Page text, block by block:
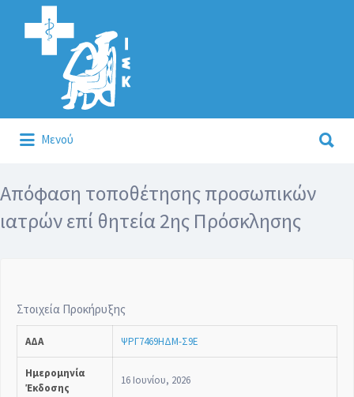
Αναζήτηση
για:
Μενού
για:
Απόφαση τοποθέτησης προσωπικών
ιατρών επί θητεία 2ης Πρόσκλησης
Στοιχεία Προκήρυξης
ΑΔΑ ΨΡΓ7469ΗΔΜ-Σ9Ε
Ημερομηνία
Έκδοσης
16 Ιουνίου, 2026